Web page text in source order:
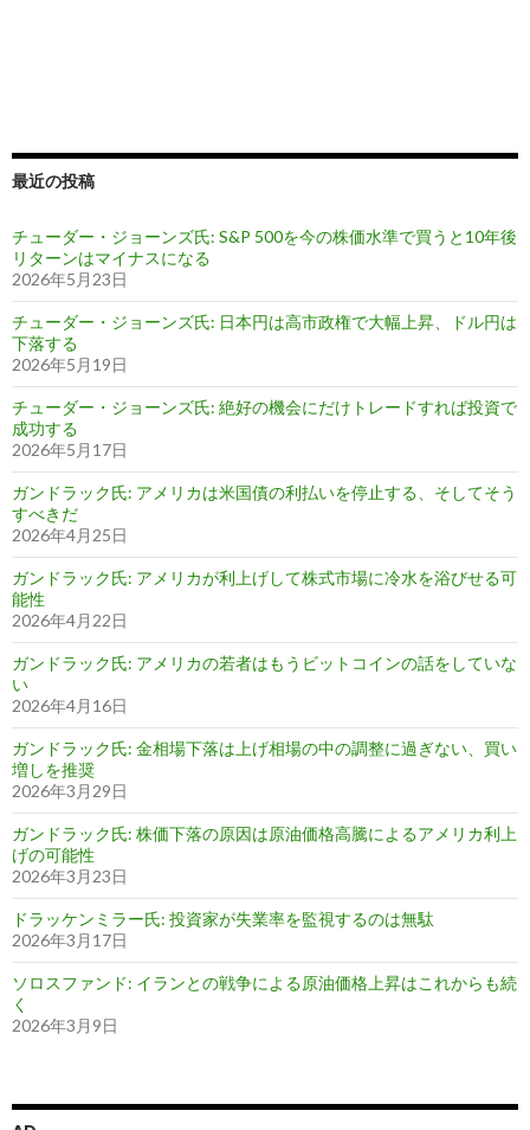
最近の投稿
チューダー・ジョーンズ氏: S&P 500を今の株価水準で買うと10年後
リターンはマイナスになる
2026年5月23日
チューダー・ジョーンズ氏: 日本円は高市政権で大幅上昇、ドル円は
下落する
2026年5月19日
チューダー・ジョーンズ氏: 絶好の機会にだけトレードすれば投資で
成功する
2026年5月17日
ガンドラック氏: アメリカは米国債の利払いを停止する、そしてそう
すべきだ
2026年4月25日
ガンドラック氏: アメリカが利上げして株式市場に冷水を浴びせる可
能性
2026年4月22日
ガンドラック氏: アメリカの若者はもうビットコインの話をしていな
い
2026年4月16日
ガンドラック氏: 金相場下落は上げ相場の中の調整に過ぎない、買い
増しを推奨
2026年3月29日
ガンドラック氏: 株価下落の原因は原油価格高騰によるアメリカ利上
げの可能性
2026年3月23日
ドラッケンミラー氏: 投資家が失業率を監視するのは無駄
2026年3月17日
ソロスファンド: イランとの戦争による原油価格上昇はこれからも続
く
2026年3月9日